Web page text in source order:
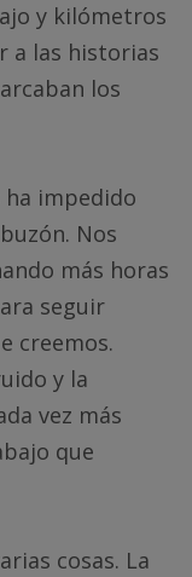
y kilómetros
a las historias
los
impedido
Nos
más horas
seguir
creemos.
y la
vez más
que
cosas. La